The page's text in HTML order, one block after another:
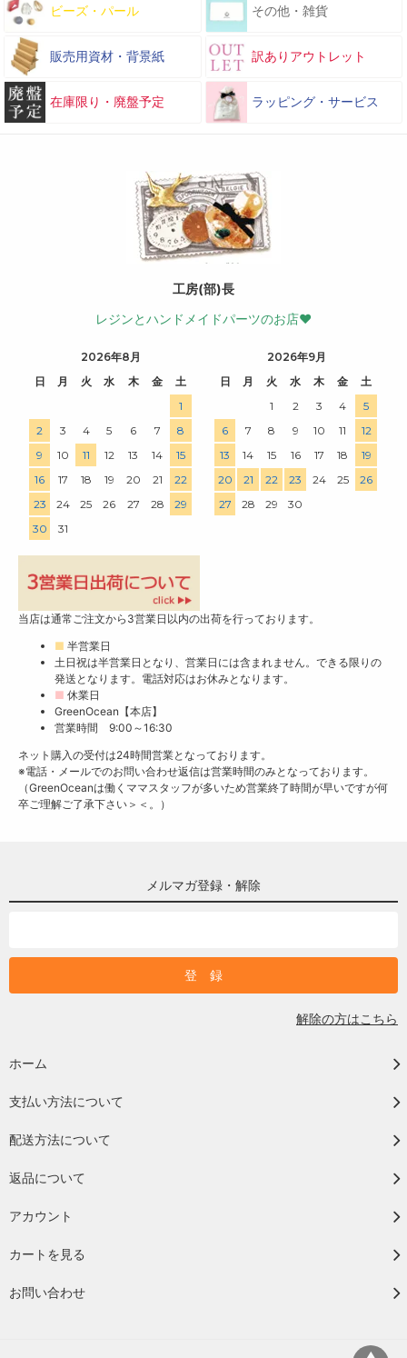
ビーズ・パール その他・雑貨
販売用資材・背景紙 訳ありアウトレット
在庫限り・廃盤予定 ラッピング・サービス
工房(部)長
レジンとハンドメイドパーツのお店♥
2026年8月
日
月 火 水 木 金
土
1
2
3 4 5 6 7
8
9
10 11 12 13 14
15
16
17 18 19 20 21
22
23
24 25 26 27 28
29
30
31
2026年9月
日
月 火 水 木 金
土
1
2 3 4
5
6
7 8 9 10 11
12
13
14 15 16 17 18
19
20
21 22 23 24 25
26
27
28 29 30
当店は通常ご注文から3営業日以内の出荷を行っております。
■ 半営業日
土日祝は半営業日となり、営業日には含まれません。できる限りの
発送となります。電話対応はお休みとなります。
■ 休業日
GreenOcean【本店】
営業時間 9:00～16:30
ネット購入の受付は24時間営業となっております。
※電話・メールでのお問い合わせ返信は営業時間のみとなっております。
（GreenOceanは働くママスタッフが多いため営業終了時間が早いですが何
卒ご理解ご了承下さい＞＜。）
メルマガ登録・解除
解除の方はこちら
ホーム
支払い方法について
配送方法について
返品について
アカウント
カートを見る
お問い合わせ